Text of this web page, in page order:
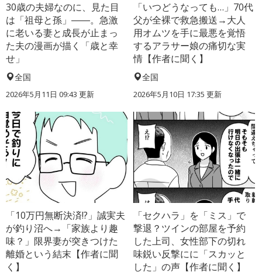
30歳の夫婦なのに、見た目
は「祖母と孫」――。急激
に老いる妻と成長が止まっ
た夫の漫画が描く「歳と幸
せ」
全国
2026年5月11日 09:43 更新
「いつどうなっても…」70代
父が全裸で救急搬送→大人
用オムツを手に最悪を覚悟
するアラサー娘の痛切な実
情【作者に聞く】
全国
2026年5月10日 17:35 更新
「10万円無断決済!?」誠実夫
が釣り沼へ→「家族より趣
味？」限界妻が突きつけた
離婚という結末【作者に聞
く】
「セクハラ」を「ミス」で
撃退？ツインの部屋を予約
した上司、女性部下の切れ
味鋭い反撃にに「スカッと
した」の声【作者に聞く】